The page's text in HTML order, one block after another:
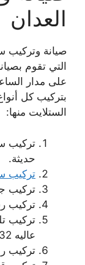
العدان
صيانة وتركيب
التي تقوم
على مدار
بتركيب كل
الستلايت منها:
تركيب
حديثة.
تركيب
تركيب
تركيب
عاليه 32 بوصه.
تركيب